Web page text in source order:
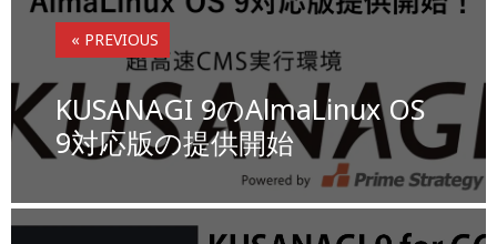
e
b
o
o
e
dI
n
n
a
n
k
« PREVIOUS
KUSANAGI 9のAlmaLinux OS
9対応版の提供開始